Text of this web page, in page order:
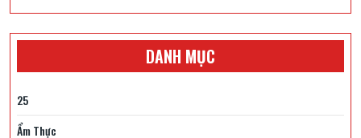
DANH MỤC
25
Ẩm Thực